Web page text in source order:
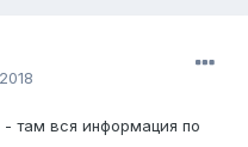
- там вся информация по